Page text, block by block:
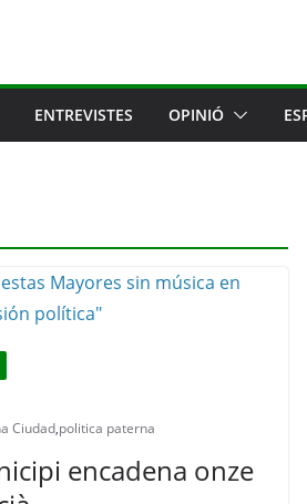
ENTREVISTES OPINIÓ
Ciudad,politica paterna
encadena onze